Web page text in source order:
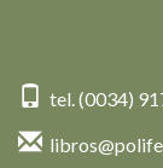
tel. (0034)